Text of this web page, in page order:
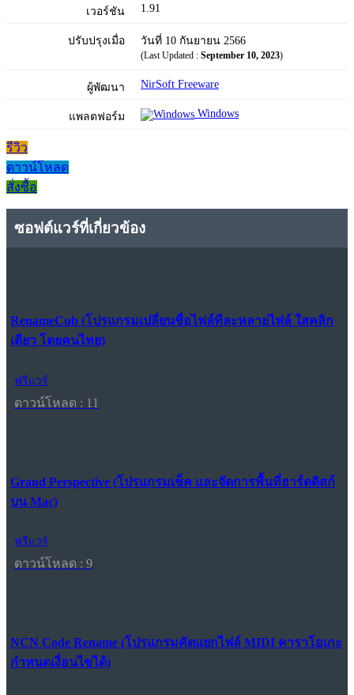
เวอร์ชัน 1.91
ปรับปรุงเมื่อ วันที่ 10 กันยายน 2566
(Last Updated : September 10, 2023)
ผู้พัฒนา NirSoft Freeware
แพลตฟอร์ม Windows
รีวิว
ดาวน์โหลด
สั่งซื้อ
ซอฟต์แวร์ที่เกี่ยวข้อง
RenameCub (โปรแกรมเปลี่ยนชื่อไฟล์ทีละหลายไฟล์ ใสคลิก
เดียว โดยคนไทย)
ฟรีแวร์
ดาวน์โหลด : 11
Grand Perspective (โปรแกรมเช็ค และจัดการพื้นที่ฮาร์ดดิสก์
บน Mac)
ฟรีแวร์
ดาวน์โหลด : 9
NCN Code Rename (โปรแกรมคัดแยกไฟล์ MIDI คาราโอเกะ
กำหนดเงื่อนไขได้)